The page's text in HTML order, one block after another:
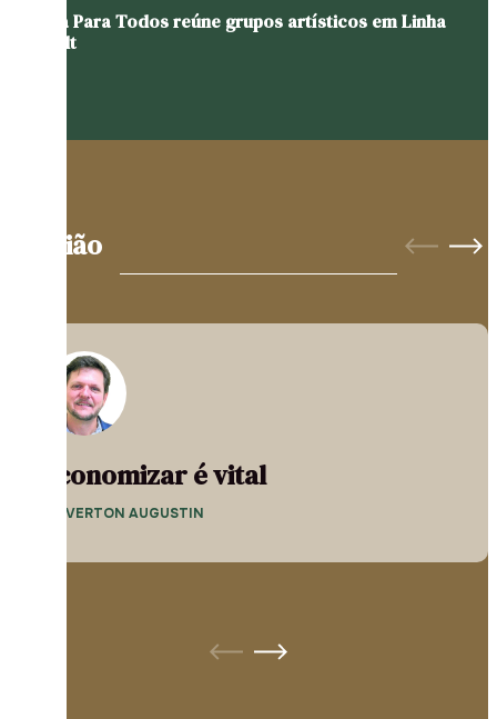
Cultura Para Todos reúne grupos artísticos em Linha
Schmidt
Opinião
Economizar é vital
— EVERTON AUGUSTIN